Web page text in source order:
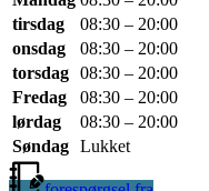
tirsdag
08:30 – 20:00
onsdag
08:30 – 20:00
torsdag 08:30 – 20:00
Fredag
08:30 – 20:00
lørdag
08:30 – 20:00
Søndag Lukket